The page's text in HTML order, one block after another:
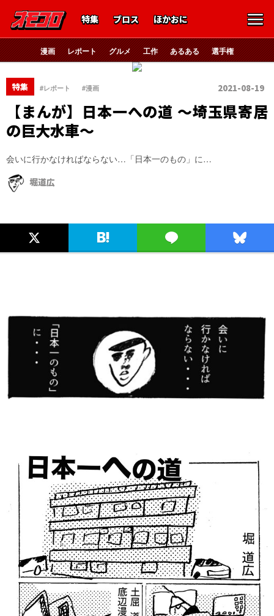
特集 ブロス ほかおに
漫画 レポート グルメ 工作 あるある 選手権
特集 #レポート #漫画 2021-08-19
【まんが】日本一への道 ～埼玉県寄居
の巨大水車～
会いに行かなければならない…「日本一のもの」に…
堀道広